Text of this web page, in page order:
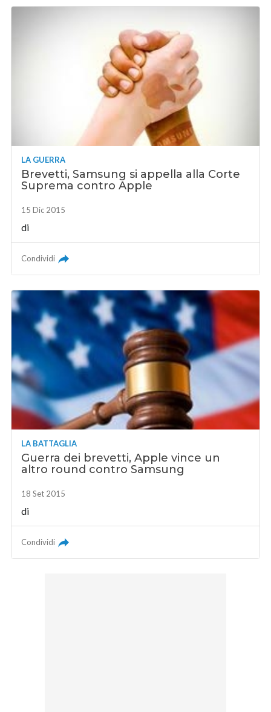
LA GUERRA
Brevetti, Samsung si appella alla Corte
Suprema contro Apple
15 Dic 2015
di
Condividi
LA BATTAGLIA
Guerra dei brevetti, Apple vince un
altro round contro Samsung
18 Set 2015
di
Condividi